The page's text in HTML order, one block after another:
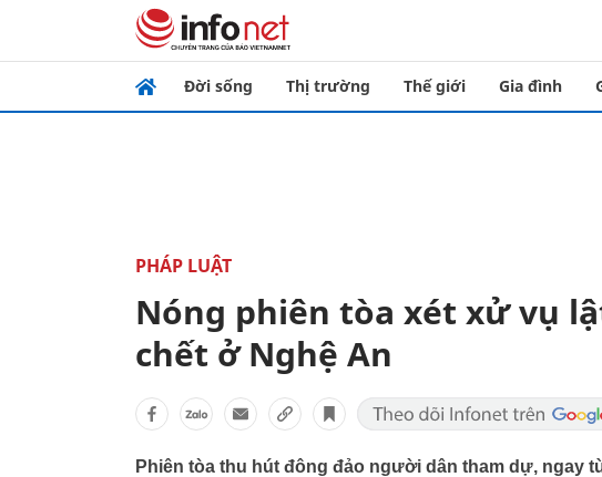
Đời sống Thị trường Thế giới Gia đình
PHÁP LUẬT
Nóng phiên tòa xét xử vụ
chết ở Nghệ An
Phiên tòa thu hút đông đảo người dân tham dự, ngay